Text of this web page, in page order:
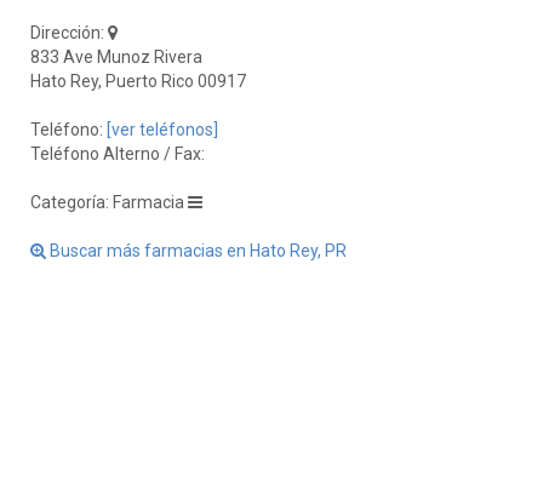
Dirección:
833 Ave Munoz Rivera
Hato Rey, Puerto Rico 00917
Teléfono: [ver teléfonos]
Teléfono Alterno / Fax:
Categoría: Farmacia
Buscar más farmacias en Hato Rey, PR